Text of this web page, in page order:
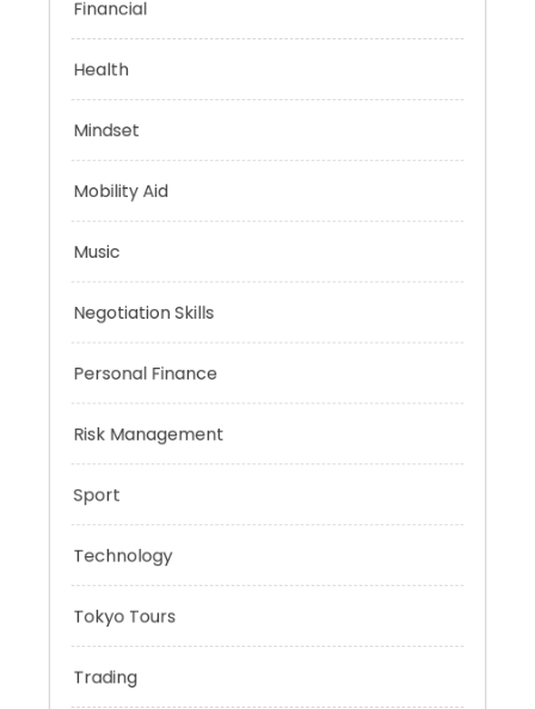
Health
Mindset
Mobility Aid
Music
Personal Finance
Risk Management
Technology